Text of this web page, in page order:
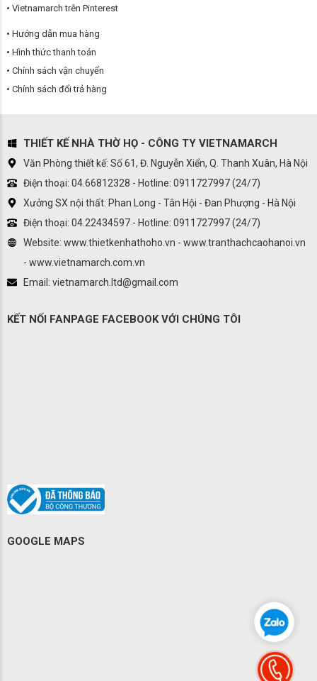
Vietnamarch trên Pinterest
Hướng dẫn mua hàng
Hình thức thanh toán
Chính sách vận chuyển
Chính sách đổi trả hàng
THIẾT KẾ NHÀ THỜ HỌ - CÔNG TY VIETNAMARCH
Văn Phòng thiết kế: Số 61, Đ. Nguyễn Xiển, Q. Thanh Xuân, Hà Nội
Điện thoại: 04.66812328 - Hotline: 0911727997 (24/7)
Xưởng SX nội thất: Phan Long - Tân Hội - Đan Phượng - Hà Nội
Điện thoại: 04.22434597 - Hotline: 0911727997 (24/7)
Website: www.thietkenhathoho.vn - www.tranthachcaohanoi.vn
- www.vietnamarch.com.vn
Email: vietnamarch.ltd@gmail.com
KẾT NỐI FANPAGE FACEBOOK VỚI CHÚNG TÔI
GOOGLE MAPS